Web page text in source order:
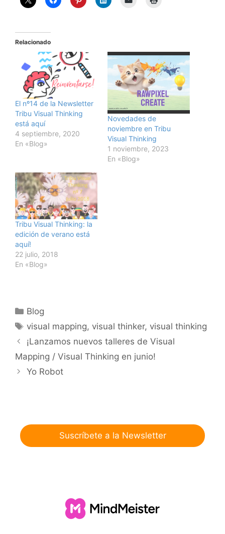
Relacionado
El nº14 de la Newsletter
Tribu Visual Thinking
está aquí
4 septiembre, 2020
En «Blog»
Novedades de
noviembre en Tribu
Visual Thinking
1 noviembre, 2023
En «Blog»
Tribu Visual Thinking: la
edición de verano está
aquí!
22 julio, 2018
En «Blog»
Categorías
Blog
Etiquetas
visual mapping, visual thinker, visual thinking
¡Lanzamos nuevos talleres de Visual
Mapping / Visual Thinking en junio!
Yo Robot
Suscríbete a la Newsletter